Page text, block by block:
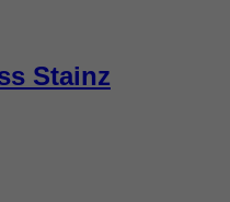
Stainz